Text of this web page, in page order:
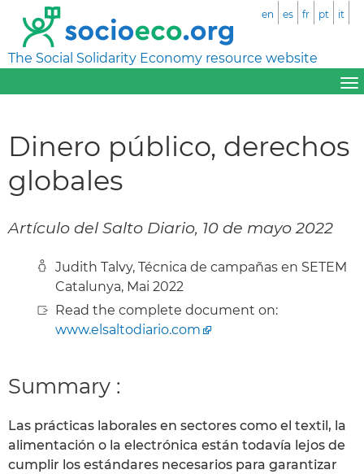
The Social Solidarity Economy resource website
en es fr pt it
Dinero público, derechos
globales
Artículo del Salto Diario, 10 de mayo 2022
Judith Talvy, Técnica de campañas en SETEM
Catalunya, Mai 2022
Read the complete document on:
www.elsaltodiario.com
Summary :
Las prácticas laborales en sectores como el textil, la
alimentación o la electrónica están todavía lejos de
cumplir los estándares necesarios para garantizar